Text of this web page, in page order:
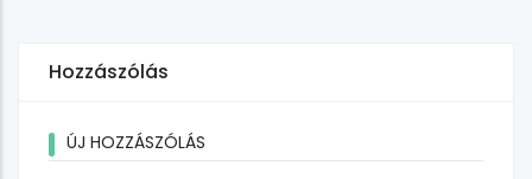
Hozzászólás
ÚJ HOZZÁSZÓLÁS